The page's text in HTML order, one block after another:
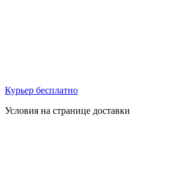
Курьер бесплатно
Условия на странице доставки